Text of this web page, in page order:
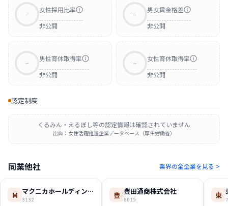
--
女性採用比率
非公開
--
男女賃金格差
非公開
--
男性育休取得率
非公開
--
女性育休取得率
非公開
認定制度
くるみん・えるぼし等の認定情報は確認されていません
出典：女性活躍推進企業データベース（厚生労働省）
同業他社 業界の全企業を見る >
M マクニカホールディングス株式会社
3132 豊 豊田通商株式会社
8015 東